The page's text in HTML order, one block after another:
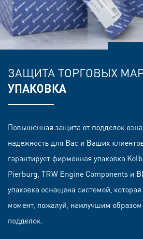
ЗАЩИТА ТОРГОВЫХ
УПАКОВКА
Повышенная защита от подделок
надежность для Вас и Ваших
гарантирует фирменная упаковка
Pierburg, TRW Engine Components и
упаковка оснащена системой,
момент, пожалуй, наилучшим
подделок.